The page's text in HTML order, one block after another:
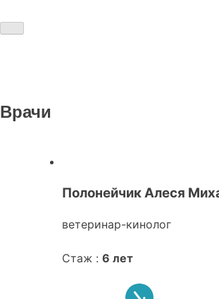
Врачи
Полонейчик Алеся
ветеринар-кинолог
Стаж : 6 лет